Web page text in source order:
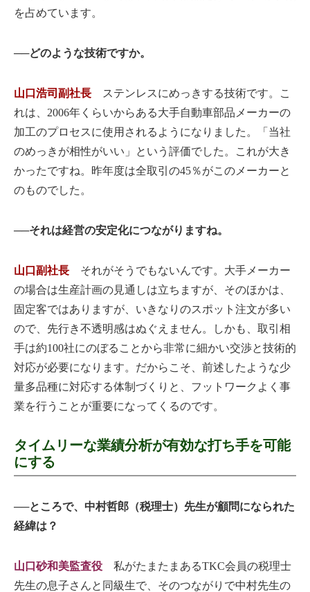
を占めています。
──どのような技術ですか。
山口浩司副社長 ステンレスにめっきする技術です。こ
れは、2006年くらいからある大手自動車部品メーカーの
加工のプロセスに使用されるようになりました。「当社
のめっきが相性がいい」という評価でした。これが大き
かったですね。昨年度は全取引の45％がこのメーカーと
のものでした。
──それは経営の安定化につながりますね。
山口副社長 それがそうでもないんです。大手メーカー
の場合は生産計画の見通しは立ちますが、そのほかは、
固定客ではありますが、いきなりのスポット注文が多い
ので、先行き不透明感はぬぐえません。しかも、取引相
手は約100社にのぼることから非常に細かい交渉と技術的
対応が必要になります。だからこそ、前述したような少
量多品種に対応する体制づくりと、フットワークよく事
業を行うことが重要になってくるのです。
タイムリーな業績分析が有効な打ち手を可能
にする
──ところで、中村哲郎（税理士）先生が顧問になられた
経緯は？
山口砂和美監査役 私がたまたまあるTKC会員の税理士
先生の息子さんと同級生で、そのつながりで中村先生の